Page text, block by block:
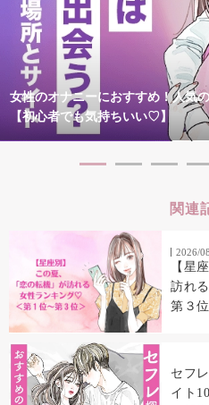
女性のオナニーにおすすめ！人気
【初心者でも気持ちいい♡】
関連
2026/
【星
訪れ
第３
セフ
イト